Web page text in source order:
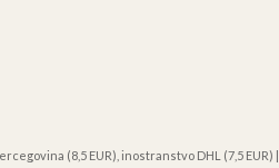
(8,5 EUR), inostranstvo DHL (7,5 EUR) |